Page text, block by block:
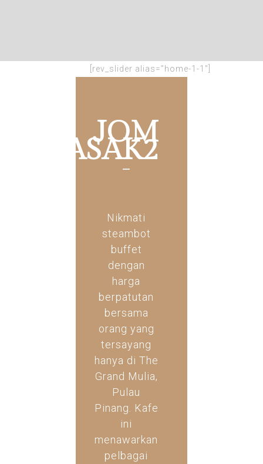
JOM
MASAK2
Nikmati
steambot
buffet
dengan
harga
berpatutan
bersama
orang yang
tersayang
hanya di The
Grand Mulia,
Pulau
Pinang. Kafe
ini
menawarkan
pelbagai